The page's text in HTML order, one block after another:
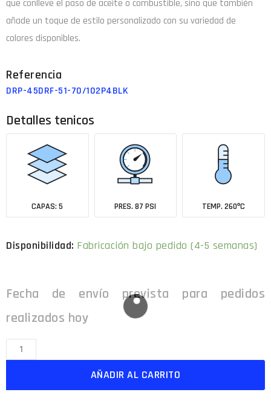
que conlleve el paso de aceite o combustible, sino que también
añade un toque de estilo personalizado con su variedad de
colores disponibles.
DRP-45DRF-51-70/102P4BLK
Detalles tenicos
CAPAS: 5 PRES. 87 PSI TEMP. 260ºC
Fabricación bajo pedido (4-5 semanas)
AÑADIR AL CARRITO